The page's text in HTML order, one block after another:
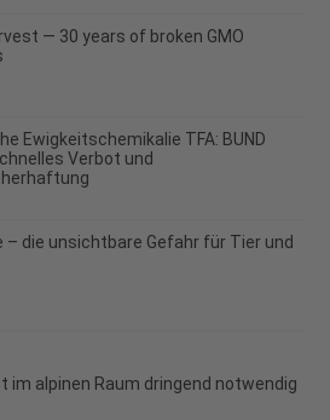
— 30 years of broken GMO
Ewigkeitschemikalie TFA: BUND
Verbot und
– die unsichtbare Gefahr für Tier und
im alpinen Raum dringend notwendig